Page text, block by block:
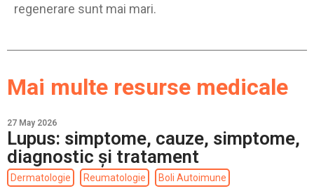
regenerare sunt mai mari.
Mai multe resurse medicale
27 May 2026
Lupus: simptome, cauze, simptome,
diagnostic și tratament
Dermatologie Reumatologie Boli Autoimune